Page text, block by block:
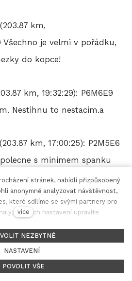
km,
Všechno je velmi v pořádku,
do kopce!
km, 19:32:29): P6M6E9
Nestihnu to nestacim.a
km, 17:00:25): P2M5E6
s minimem spanku
(203.87 km,
ale vedro, vedro je vedro!
(201.76 km,
stránek, nabídli přizpůsobený
anonymně analyzovat návštěvnost,
které sdílíme se svými partnery pro
Jejich nastavení upravíte
informace najdete v našich Zásadách
souborů cookies. Souhlasíte
více
NEZBYTNÉ
NASTAVENÍ
POVOLIT VŠE